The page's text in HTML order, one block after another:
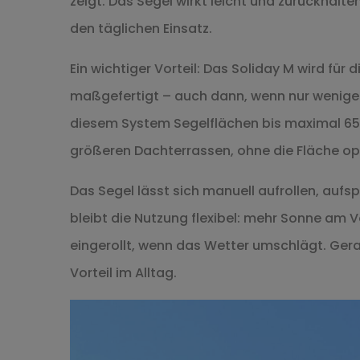
den täglichen Einsatz.
Ein wichtiger Vorteil: Das Soliday M wird
maßgefertigt – auch dann, wenn nur
diesem System Segelflächen bis maximal
größeren Dachterrassen, ohne die Fläche
Das Segel lässt sich manuell aufrollen,
bleibt die Nutzung flexibel: mehr Sonne
eingerollt, wenn das Wetter umschlägt.
Vorteil im Alltag.